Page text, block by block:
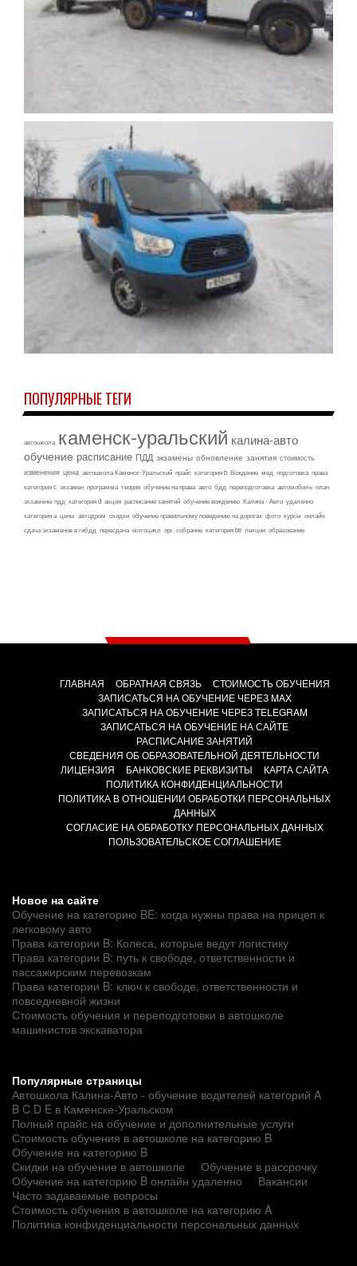
ПОПУЛЯРНЫЕ ТЕГИ
автошкола каменск-уральский калина-авто
обучение расписание ПДД экзамены обновление занятия стоимость
изменения цена автошкола Каменск-Уральский прайс категория b Вождение мед. подготовка права
категория c экзамен программа теория обучение на права авто бдд переподготовка автомобиль план
экзамены пдд категория d акция расписание занятий обучение вождению Калина - Авто удаленно
категория а цены автодром скидки обучение правильному поведению на дорогах фото курсы онлайн
сдача экзаменов в гибдд пересдача мотоцикл орг. собрание категория be лекции образование
ГЛАВНАЯ ОБРАТНАЯ СВЯЗЬ
СТОИМОСТЬ ОБУЧЕНИЯ
ЗАПИСАТЬСЯ НА ОБУЧЕНИЕ ЧЕРЕЗ MAX
ЗАПИСАТЬСЯ НА ОБУЧЕНИЕ ЧЕРЕЗ TELEGRAM
ЗАПИСАТЬСЯ НА ОБУЧЕНИЕ НА САЙТЕ
РАСПИСАНИЕ ЗАНЯТИЙ
СВЕДЕНИЯ ОБ ОБРАЗОВАТЕЛЬНОЙ ДЕЯТЕЛЬНОСТИ
ЛИЦЕНЗИЯ
БАНКОВСКИЕ РЕКВИЗИТЫ
КАРТА САЙТА
ПОЛИТИКА КОНФИДЕНЦИАЛЬНОСТИ
ПОЛИТИКА В ОТНОШЕНИИ ОБРАБОТКИ ПЕРСОНАЛЬНЫХ
ДАННЫХ
СОГЛАСИЕ НА ОБРАБОТКУ ПЕРСОНАЛЬНЫХ ДАННЫХ
ПОЛЬЗОВАТЕЛЬСКОЕ СОГЛАШЕНИЕ
Новое на сайте
Обучение на категорию BE: когда нужны права на прицеп к
легковому авто
Права категории B: Колеса, которые ведут логистику
Права категории B: путь к свободе, ответственности и
пассажирским перевозкам
Права категории B: ключ к свободе, ответственности и
повседневной жизни
Стоимость обучения и переподготовки в автошколе
машинистов экскаватора
Популярные страницы
Автошкола Калина-Авто - обучение водителей категорий A
B C D E в Каменске-Уральском
Полный прайс на обучение и дополнительные услуги
Стоимость обучения в автошколе на категорию B
Обучение на категорию B
Скидки на обучение в автошколе
Обучение в рассрочку
Обучение на категорию B онлайн удаленно
Вакансии
Часто задаваемые вопросы
Стоимость обучения в автошколе на категорию A
Политика конфиденциальности персональных данных